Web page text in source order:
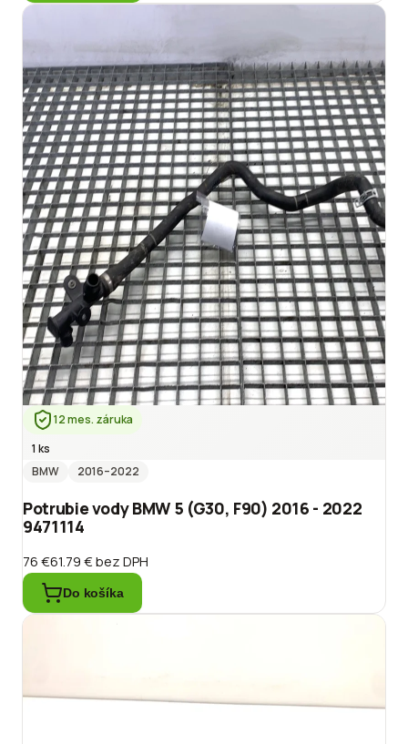
12 mes. záruka
1 ks
BMW
2016–2022
Potrubie vody BMW 5 (G30, F90) 2016 - 2022
9471114
76 €61.79 €bez DPH
Do košíka